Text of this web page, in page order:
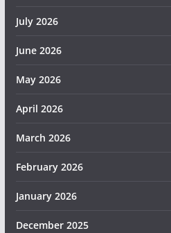
July 2026
June 2026
May 2026
April 2026
March 2026
February 2026
January 2026
December 2025